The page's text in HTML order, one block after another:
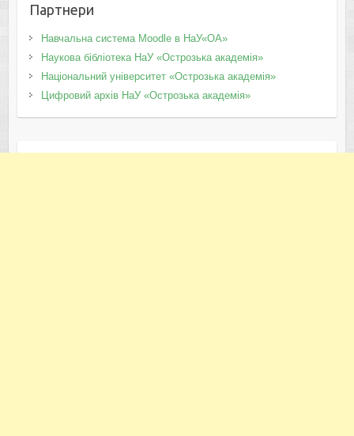
Партнери
Навчальна система Moodle в НаУ«ОА»
Наукова бібліотека НаУ «Острозька академія»
Національний університет «Острозька академія»
Цифровий архів НаУ «Острозька академія»